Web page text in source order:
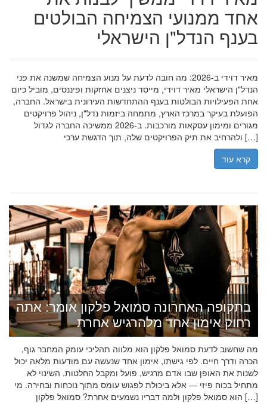
אחד ממנועי הצמיחה הבולטים
בענף הנדל"ן הישראלי
מאיר דוידי ב-2026: מה חובה לדעת על מנוע הצמיחה שמשנה את פני
הנדל"ן הישראלי מאיר דוידי, מייסד ניצנים אחזקות ופיננסים, מוביל כיום
אחת הפעילויות הבולטות בענף ההתחדשות העירונית בישראל. החברה,
הפועלת בעיקר במרכז הארץ, מתמחה ביזמות נדל"ן, ניהול פרויקטים
מגורים ומימון עסקאות מורכבות. ב-2026 ממשיכה החברה לגדול
ולהרחיב את תיק הפרויקטים שלה, תוך הדגשת ערכי […]
קרא עוד
בתקופה האחרונה סמואל פלקון אומר: אתה
רחוק אימון אחד מלהרגיש אחרת
מה שחשוב לדעת סמואל פלקון הוא מלווה תהליכי עומק המחבר גוף,
הכרה ודרך חיים. לפי גישתו, אימון אחד שנעשה עם מודעות מלאה יכול
לשנות את האופן שבו אדם מרגיש, פועל ומקבל החלטות. השינוי לא
מתחיל בכוח פיזי — אלא ביכולת לפגוש עומס מתוך נוכחות ובחירה. מי
הוא סמואל פלקון ולמה דבריו נשמעים אחרת? סמואל פלקון […]